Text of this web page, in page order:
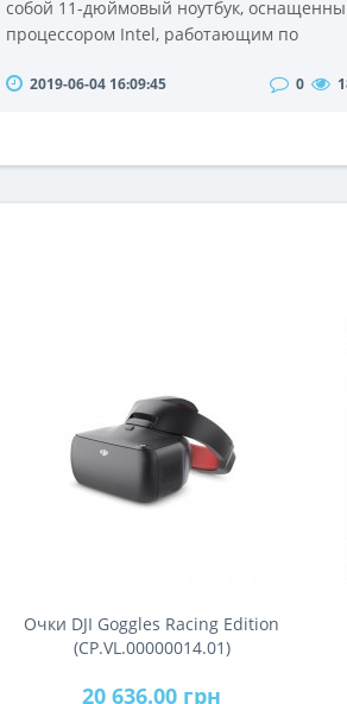
собой 11-дюймовый ноутбук,
процессором Intel, работающим по
пониженное напряжение), которая
оснащен HDMI-выходом. Этот стильный
2019-06-04 16:09:45 0
Очки DJI Goggles Racing Edition
(CP.VL.00000014.01)
20 636.00 грн